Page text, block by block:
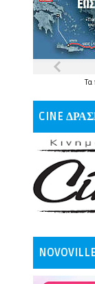
Τα
CINE
NOVOVILLE